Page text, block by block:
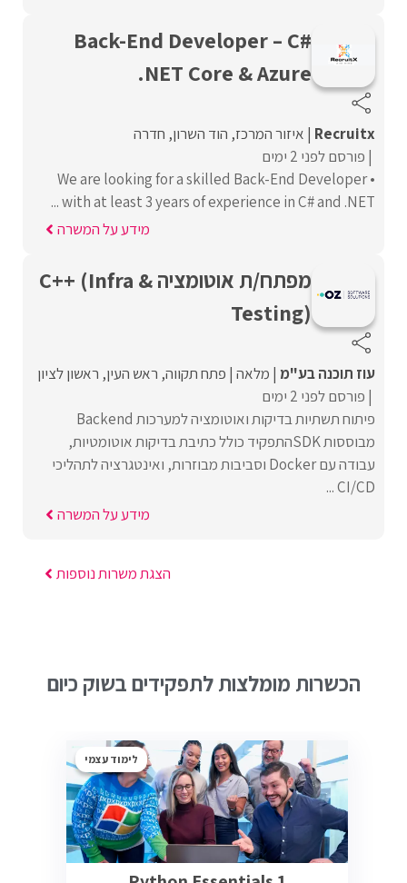
Back-End Developer – C#
.NET Core & Azure
Recruitx איזור המרכז הוד השרון חדרה
פורסם לפני 2 ימים
• We are looking for a skilled Back-End Developer
with at least 3 years of experience in C# and .NET ...
מידע על המשרה
מפתח/ת אוטומציה C++ (Infra &
Testing)
עוז תוכנה בע"מ מלאה פתח תקווה ראש העין ראשון לציון
פורסם לפני 2 ימים
פיתוח תשתיות בדיקות ואוטומציה למערכות Backend
מבוססות SDKהתפקיד כולל כתיבת בדיקות אוטומטיות,
עבודה עם Docker וסביבות מבוזרות, ואינטגרציה לתהליכי
CI/CD ...
מידע על המשרה
הצגת משרות נוספות
הכשרות מומלצות לתפקידים בשוק כיום
לימוד עצמי